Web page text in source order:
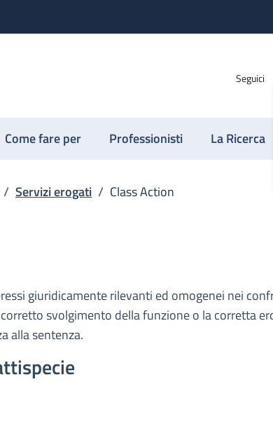
Seguici
Come fare per Professionisti La Ricerca
/ Servizi erogati / Class Action
giuridicamente rilevanti ed omogenei nei
svolgimento della funzione o la corretta
alla sentenza.